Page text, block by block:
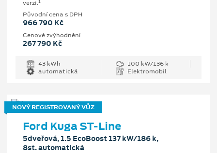
verzi.1
Původní cena s DPH
966 790 Kč
Cenové zvýhodnění
267 790 Kč
43 kWh
100 kW/136 k
automatická
Elektromobil
NOVÝ REGISTROVANÝ VŮZ
Ford Kuga ST-Line
5dveřová, 1.5 EcoBoost 137 kW/186 k,
8st. automatická